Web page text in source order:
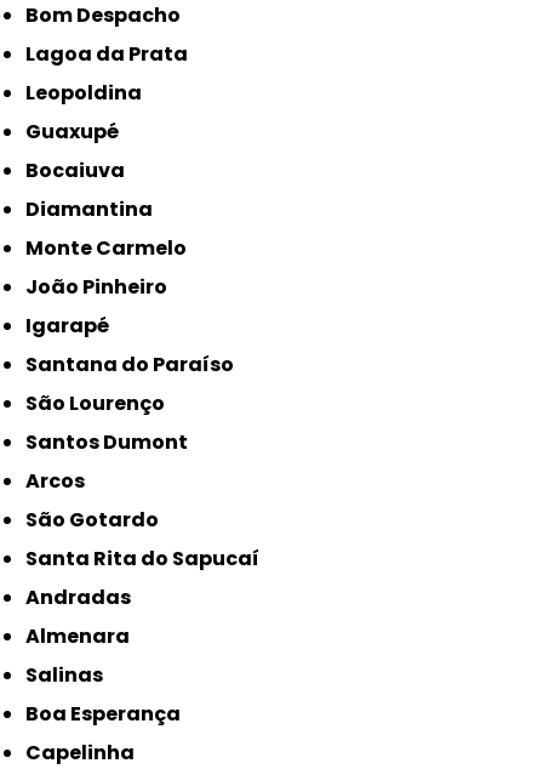
Bom Despacho
Lagoa da Prata
Leopoldina
Guaxupé
Bocaiuva
Diamantina
Monte Carmelo
João Pinheiro
Igarapé
Santana do Paraíso
São Lourenço
Santos Dumont
Arcos
São Gotardo
Santa Rita do Sapucaí
Andradas
Almenara
Salinas
Boa Esperança
Capelinha